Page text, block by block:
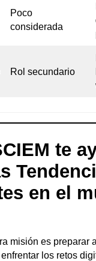
Poco
considerada
Rol secundario
te
en el
misión es preparar
los retos